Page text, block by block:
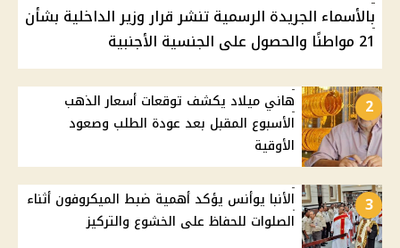
بالأسماء الجريدة الرسمية تنشر قرار وزير الداخلية بشأن
21 مواطنًا والحصول على الجنسية الأجنبية
2
هاني ميلاد يكشف توقعات أسعار الذهب
الأسبوع المقبل بعد عودة الطلب وصعود
الأوقية
3
الأنبا يوأنس يؤكد أهمية ضبط الميكروفون أثناء
الصلوات للحفاظ على الخشوع والتركيز